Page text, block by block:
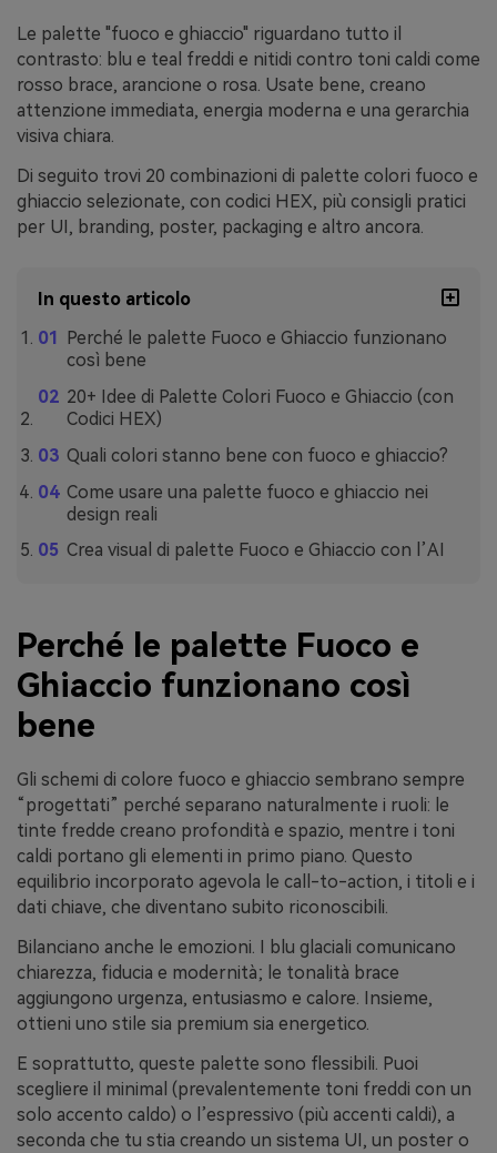
Le palette "fuoco e ghiaccio" riguardano tutto il
contrasto: blu e teal freddi e nitidi contro toni caldi come
rosso brace, arancione o rosa. Usate bene, creano
attenzione immediata, energia moderna e una gerarchia
visiva chiara.
Di seguito trovi 20 combinazioni di palette colori fuoco e
ghiaccio selezionate, con codici HEX, più consigli pratici
per UI, branding, poster, packaging e altro ancora.
In questo articolo
Perché le palette Fuoco e Ghiaccio funzionano
così bene
20+ Idee di Palette Colori Fuoco e Ghiaccio (con
Codici HEX)
Quali colori stanno bene con fuoco e ghiaccio?
Come usare una palette fuoco e ghiaccio nei
design reali
Crea visual di palette Fuoco e Ghiaccio con l’AI
Perché le palette Fuoco e
Ghiaccio funzionano così
bene
Gli schemi di colore fuoco e ghiaccio sembrano sempre
“progettati” perché separano naturalmente i ruoli: le
tinte fredde creano profondità e spazio, mentre i toni
caldi portano gli elementi in primo piano. Questo
equilibrio incorporato agevola le call-to-action, i titoli e i
dati chiave, che diventano subito riconoscibili.
Bilanciano anche le emozioni. I blu glaciali comunicano
chiarezza, fiducia e modernità; le tonalità brace
aggiungono urgenza, entusiasmo e calore. Insieme,
ottieni uno stile sia premium sia energetico.
E soprattutto, queste palette sono flessibili. Puoi
scegliere il minimal (prevalentemente toni freddi con un
solo accento caldo) o l’espressivo (più accenti caldi), a
seconda che tu stia creando un sistema UI, un poster o